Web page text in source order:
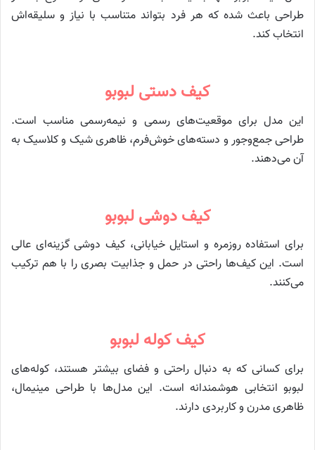
طراحی باعث شده که هر فرد بتواند متناسب با نیاز و سلیقه‌اش
انتخاب کند.
کیف دستی لبوبو
این مدل برای موقعیت‌های رسمی و نیمه‌رسمی مناسب است.
طراحی جمع‌وجور و دسته‌های خوش‌فرم، ظاهری شیک و کلاسیک به
آن می‌دهند.
کیف دوشی لبوبو
برای استفاده روزمره و استایل خیابانی، کیف دوشی گزینه‌ای عالی
است. این کیف‌ها راحتی در حمل و جذابیت بصری را با هم ترکیب
می‌کنند.
کیف کوله لبوبو
برای کسانی که به دنبال راحتی و فضای بیشتر هستند، کوله‌های
لبوبو انتخابی هوشمندانه است. این مدل‌ها با طراحی مینیمال،
ظاهری مدرن و کاربردی دارند.